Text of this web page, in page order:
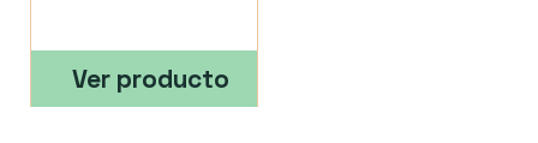
Ver producto